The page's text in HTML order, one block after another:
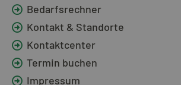
Bedarfsrechner
Kontakt & Standorte
Kontaktcenter
Termin buchen
Impressum